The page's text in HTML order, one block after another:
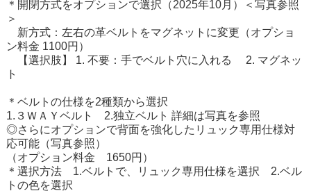
＊開閉方式をオプションで選択（2025年10月）＜写真参照
＞
新方式：左右の革ベルトをマグネットに変更（オプショ
ン料金 1100円）
【選択肢】 1. 不要：手でベルト穴に入れる 2. マグネッ
ト
＊ベルトの仕様を2種類から選択
1.３ＷＡＹベルト 2.独立ベルト 詳細は写真を参照
◎さらにオプションで背面を強化したリュック専用仕様対
応可能（写真参照）
（オプション料金 1650円）
＊選択方法 1.ベルトで、リュック専用仕様を選択 2.ベル
トの色を選択